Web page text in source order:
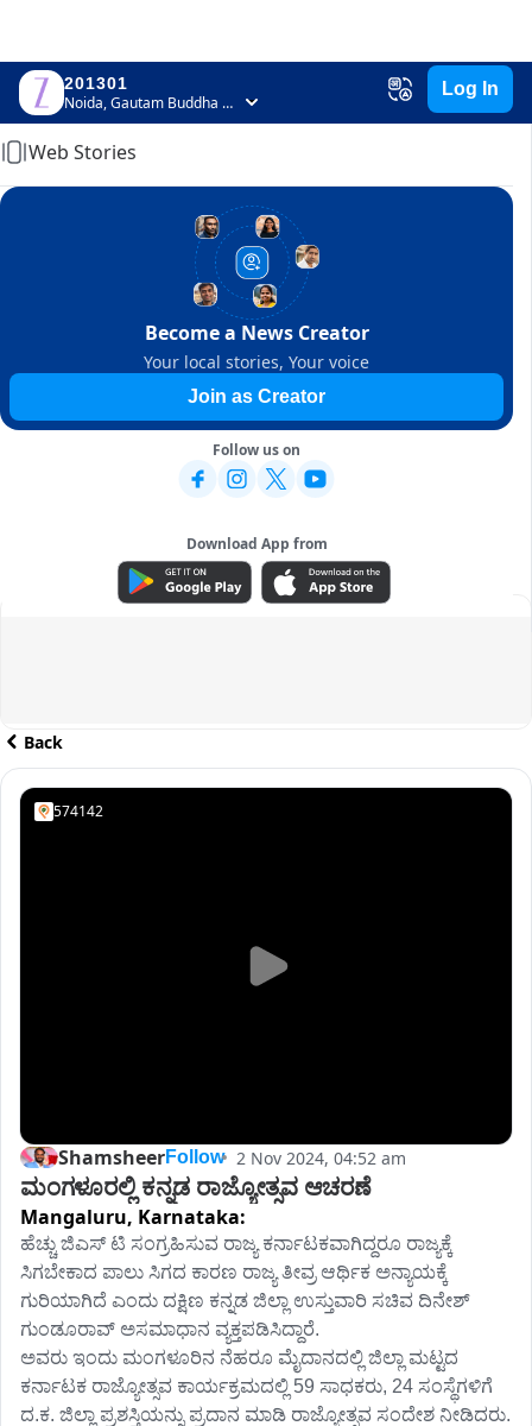
201301
Noida, Gautam Buddha Nagar, Uttar Pradesh
Log In
Home
Web Stories
Become a News Creator
Your local stories, Your voice
Join as Creator
Follow us on
Download App from
ADVERTISEMENT
Back
574142
ShamsheerFollow 2 Nov 2024, 04:52 am
ಮಂಗಳೂರಲ್ಲಿ ಕನ್ನಡ ರಾಜ್ಯೋತ್ಸವ ಆಚರಣೆ
Mangaluru, Karnataka:
ಹೆಚ್ಚು ಜಿಎಸ್ ಟಿ ಸಂಗ್ರಹಿಸುವ ರಾಜ್ಯ ಕರ್ನಾಟಕವಾಗಿದ್ದರೂ ರಾಜ್ಯಕ್ಕೆ
ಸಿಗಬೇಕಾದ ಪಾಲು ಸಿಗದ ಕಾರಣ ರಾಜ್ಯ ತೀವ್ರ ಆರ್ಥಿಕ ಅನ್ಯಾಯಕ್ಕೆ
ಗುರಿಯಾಗಿದೆ ಎಂದು ದಕ್ಷಿಣ ಕನ್ನಡ ಜಿಲ್ಲಾ ಉಸ್ತುವಾರಿ ಸಚಿವ ದಿನೇಶ್
ಗುಂಡೂರಾವ್ ಅಸಮಾಧಾನ ವ್ಯಕ್ತಪಡಿಸಿದ್ದಾರೆ.
ಅವರು ಇಂದು ಮಂಗಳೂರಿನ ನೆಹರೂ ಮೈದಾನದಲ್ಲಿ ಜಿಲ್ಲಾ ಮಟ್ಟದ
ಕರ್ನಾಟಕ ರಾಜ್ಯೋತ್ಸವ ಕಾರ್ಯಕ್ರಮದಲ್ಲಿ 59 ಸಾಧಕರು, 24 ಸಂಸ್ಥೆಗಳಿಗೆ
ದ.ಕ. ಜಿಲ್ಲಾ ಪ್ರಶಸ್ತಿಯನ್ನು ಪ್ರದಾನ ಮಾಡಿ ರಾಜ್ಯೋತ್ಸವ ಸಂದೇಶ ನೀಡಿದರು.